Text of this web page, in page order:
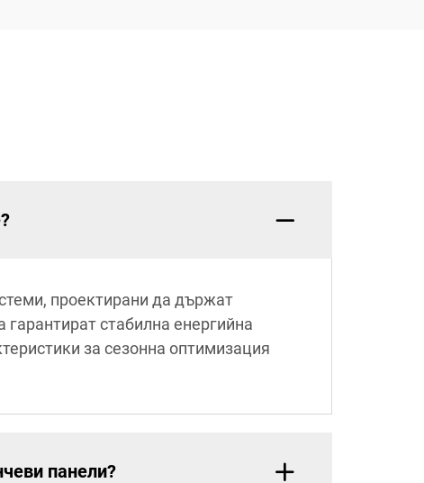
проектирани да държат
стабилна енергийна
за сезонна оптимизация
панели?